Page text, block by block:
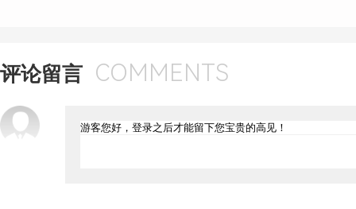
评论留言 COMMENTS